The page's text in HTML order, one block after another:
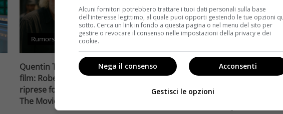
Rumors
Quentin Tarantino e il decimo
film: Robert Richardson rivela
riprese forse nel 2027 e l’addio a
The Movie Critic
Anteprime
Jai Courtney si riscatta con
Dangerous Animals su Prime
Video: da flop a serial killer
Alcuni fornitori potrebbero trattare i tuoi dati personali sulla base
dell'interesse legittimo, al quale puoi opporti gestendo le tue opzioni
sotto. Cerca un link in fondo a questa pagina o nel menu del sito per
gestire o revocare il consenso nelle impostazioni della privacy e dei
cookie.
Acconsenti
Nega il consenso
Gestisci le opzioni